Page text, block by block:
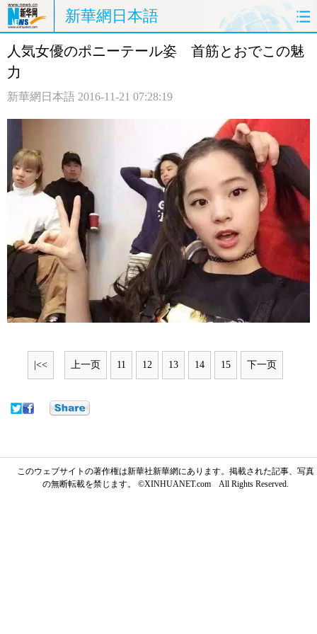
新華網日本語
ホームページ 政治 経済
写真
中日対訳
人気女優のポニーテール姿 首筋とおでこの魅
力
新華網日本語 2016-11-21 07:28:19
|<< 上一页 11 12 13 14 15 下一页
このウェブサイトの著作権は新華社新華網にあります。掲載された記事、写真
の無断転載を禁じます。 ©XINHUANET.com All Rights Reserved.